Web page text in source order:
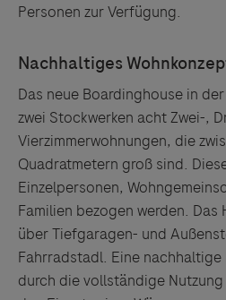
Personen zur Verfügung.
Das neue Boardinghouse in
zwei Stockwerken acht Zwei-,
Vierzimmerwohnungen, die
Quadratmetern groß sind.
Einzelpersonen,
Familien bezogen werden.
über Tiefgaragen- und
Fahrradstadl. Eine
durch die vollständige